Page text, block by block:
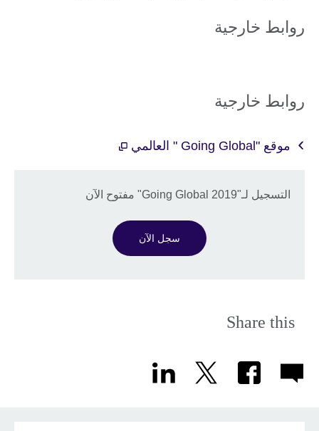
روابط خارجية
روابط خارجية
موقع "Going Global " العالمي
التسجيل لـ"Going Global 2019" مفتوح الآن
سجل الآن
Share this